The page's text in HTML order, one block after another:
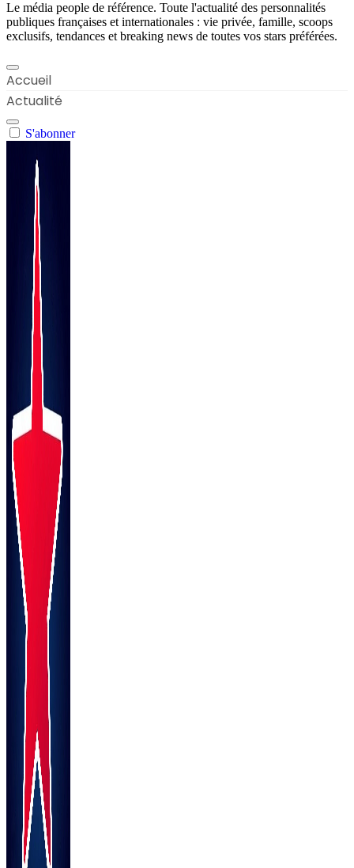
Le média people de référence. Toute l'actualité des personnalités
publiques françaises et internationales : vie privée, famille, scoops
exclusifs, tendances et breaking news de toutes vos stars préférées.
Accueil
Actualité
S'abonner